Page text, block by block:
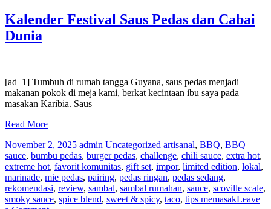
Saus
Pedas
Dicari
Secara
Lokal
Kalender Festival Saus Pedas dan Cabai
Dunia
[ad_1] Tumbuh di rumah tangga Guyana, saus pedas menjadi
makanan pokok di meja kami, berkat kecintaan ibu saya pada
masakan Karibia. Saus
Read More
November 2, 2025 admin Uncategorized artisanal, BBQ, BBQ
sauce, bumbu pedas, burger pedas, challenge, chili sauce, extra hot,
extreme hot, favorit komunitas, gift set, impor, limited edition, lokal,
marinade, mie pedas, pairing, pedas ringan, pedas sedang,
rekomendasi, review, sambal, sambal rumahan, sauce, scoville scale,
smoky sauce, spice blend, sweet & spicy, taco, tips memasakLeave